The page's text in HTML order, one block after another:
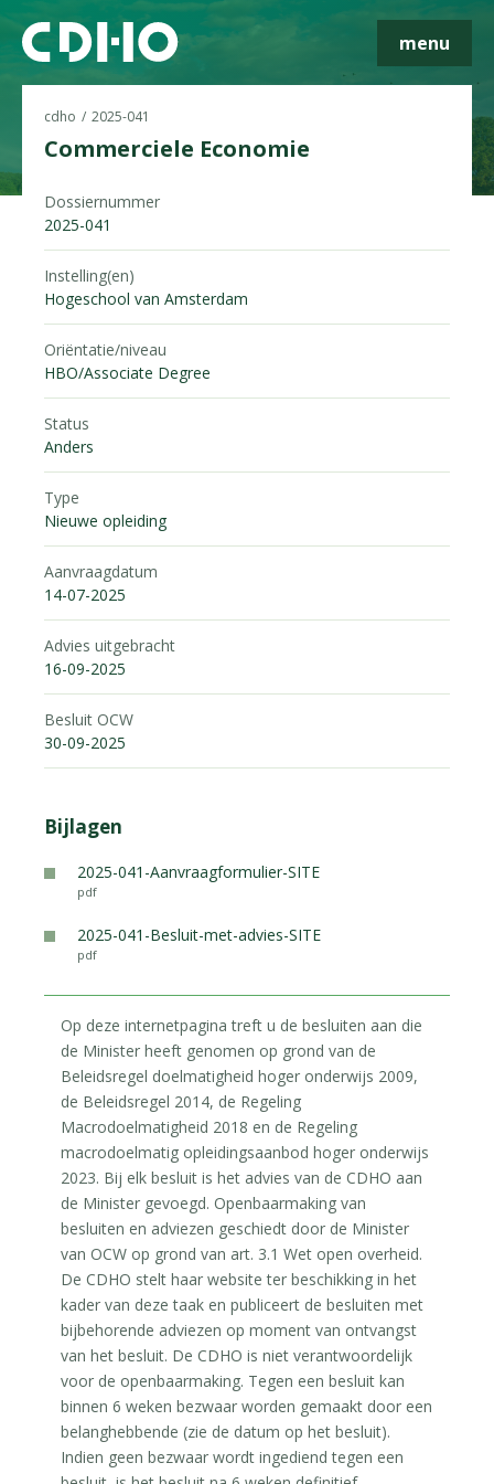
menu
cdho 2025-041
Commerciele Economie
Dossiernummer
2025-041
Instelling(en)
Hogeschool van Amsterdam
Oriëntatie/niveau
HBO/Associate Degree
Status
Anders
Type
Nieuwe opleiding
Aanvraagdatum
14-07-2025
Advies uitgebracht
16-09-2025
Besluit OCW
30-09-2025
Bijlagen
2025-041-Aanvraagformulier-SITE
pdf
2025-041-Besluit-met-advies-SITE
pdf
Op deze internetpagina treft u de besluiten aan die
de Minister heeft genomen op grond van de
Beleidsregel doelmatigheid hoger onderwijs 2009,
de Beleidsregel 2014, de Regeling
Macrodoelmatigheid 2018 en de Regeling
macrodoelmatig opleidingsaanbod hoger onderwijs
2023. Bij elk besluit is het advies van de CDHO aan
de Minister gevoegd. Openbaarmaking van
besluiten en adviezen geschiedt door de Minister
van OCW op grond van art. 3.1 Wet open overheid.
De CDHO stelt haar website ter beschikking in het
kader van deze taak en publiceert de besluiten met
bijbehorende adviezen op moment van ontvangst
van het besluit. De CDHO is niet verantwoordelijk
voor de openbaarmaking. Tegen een besluit kan
binnen 6 weken bezwaar worden gemaakt door een
belanghebbende (zie de datum op het besluit).
Indien geen bezwaar wordt ingediend tegen een